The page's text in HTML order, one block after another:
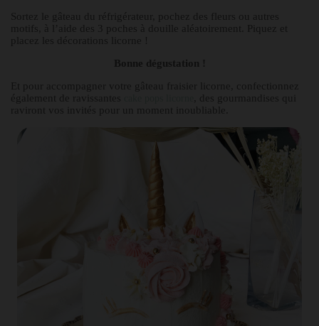
Sortez le gâteau du réfrigérateur, pochez des fleurs ou autres
motifs, à l’aide des 3 poches à douille aléatoirement. Piquez et
placez les décorations licorne !
Bonne dégustation !
Et pour accompagner votre gâteau fraisier licorne, confectionnez
également de ravissantes
, des gourmandises qui
raviront vos invités pour un moment inoubliable.